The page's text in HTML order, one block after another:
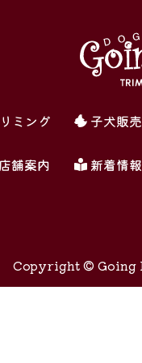
ミング 子犬販売
店舗案内 新着情報
Copyright © Going